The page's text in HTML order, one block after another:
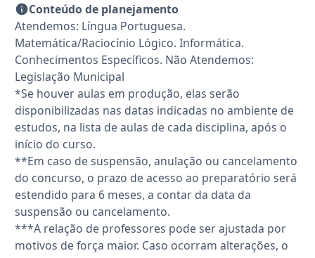
Conteúdo de planejamento
Atendemos: Língua Portuguesa.
Matemática/Raciocínio Lógico. Informática.
Conhecimentos Específicos. Não Atendemos:
Legislação Municipal
*Se houver aulas em produção, elas serão
disponibilizadas nas datas indicadas no ambiente de
estudos, na lista de aulas de cada disciplina, após o
início do curso.
**Em caso de suspensão, anulação ou cancelamento
do concurso, o prazo de acesso ao preparatório será
estendido para 6 meses, a contar da data da
suspensão ou cancelamento.
***A relação de professores pode ser ajustada por
motivos de força maior. Caso ocorram alterações, o